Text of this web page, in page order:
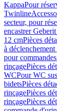
KappaPour
Twinline
secteur, pour
encastrer
12 cmPièces
à
pour
rinçagePièces
WCPour WC
bidetsPièces
rinçagePièces
rinçagePièces